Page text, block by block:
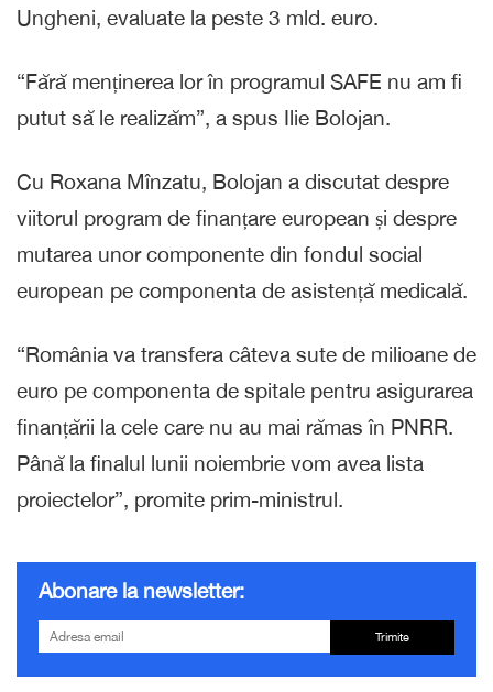
Ungheni, evaluate la peste 3 mld. euro.
“Fără menținerea lor în programul SAFE nu am fi
putut să le realizăm”, a spus Ilie Bolojan.
Cu Roxana Mînzatu, Bolojan a discutat despre
viitorul program de finanțare european și despre
mutarea unor componente din fondul social
european pe componenta de asistență medicală.
“România va transfera câteva sute de milioane de
euro pe componenta de spitale pentru asigurarea
finanțării la cele care nu au mai rămas în PNRR.
Până la finalul lunii noiembrie vom avea lista
proiectelor”, promite prim-ministrul.
Abonare la newsletter:
Trimite